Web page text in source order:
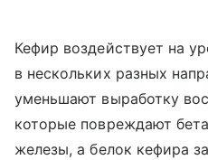
Кефир воздействует на
в нескольких разных
уменьшают выработку
которые повреждают
железы, а белок кефира